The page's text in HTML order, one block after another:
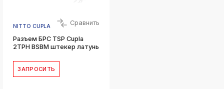
NITTO CUPLA Сравнить
Разъем БРС TSP Cupla
2TPH BSBM штекер латунь
ЗАПРОСИТЬ